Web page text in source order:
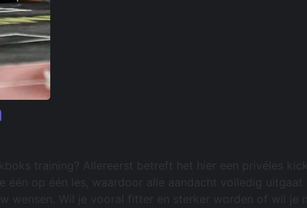
training? Allereerst betreft het hier een privéles
op één les, waardoor alle aandacht volledig uitgaat
wensen. Wil je vooral fitter en sterker worden of wil je